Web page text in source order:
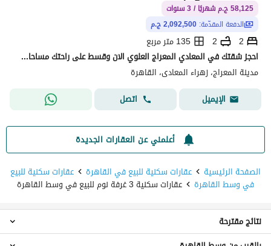
58,125 ج.م شهريًا / 3 سنوات
الدفعة المقدّمة: 2,092,500 ج.م
2
2
135 متر مربع
احجز شقتك في المعادي المعراج العلوي الان وقسط على راحتك مساحات تبدء من 125م حتى 185م
مدينة المعراج، زهراء المعادى، القاهرة
الإيميل
اتصل
أعلمني عن العقارات الجديدة
الصفحة الرئيسية
عقارات سكنية للبيع في القاهرة عقارات سكنية للبيع
في وسط القاهرة عقارات سكنية 3 غرفة نوم للبيع في وسط القاهرة
نتائج مقترحة